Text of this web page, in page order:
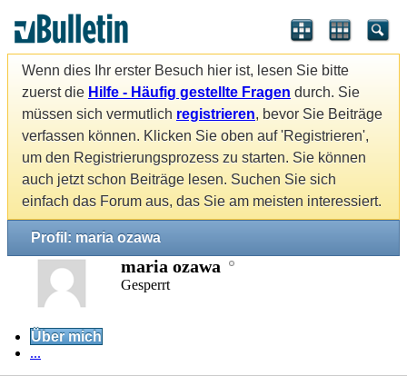
Wenn dies Ihr erster Besuch hier ist, lesen Sie bitte
zuerst die Hilfe - Häufig gestellte Fragen durch. Sie
müssen sich vermutlich registrieren, bevor Sie Beiträge
verfassen können. Klicken Sie oben auf 'Registrieren',
um den Registrierungsprozess zu starten. Sie können
auch jetzt schon Beiträge lesen. Suchen Sie sich
einfach das Forum aus, das Sie am meisten interessiert.
Profil: maria ozawa
maria ozawa
Gesperrt
Über mich
...